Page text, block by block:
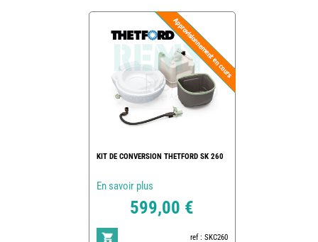
KIT DE CONVERSION THETFORD SK 260
En savoir plus
599,00 €
ref : SKC260